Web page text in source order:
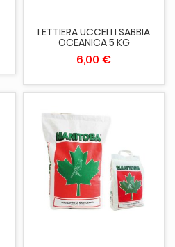
LETTIERA UCCELLI SABBIA
OCEANICA 5 KG
6,00 €